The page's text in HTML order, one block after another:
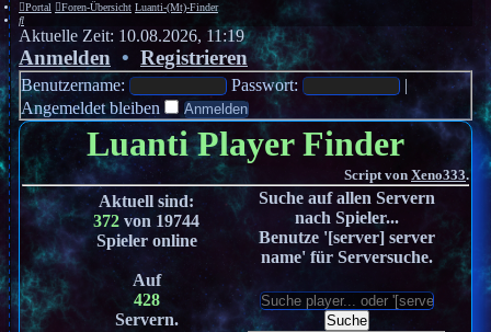
Portal Foren-Übersicht Luanti-(Mt)-Finder
Suche
Aktuelle Zeit: 10.08.2026, 11:19
Anmelden • Registrieren
Benutzername: Passwort:
|
Angemeldet bleiben
Luanti Player Finder
Script von Xeno333.
Aktuell sind:
372 von 19744
Spieler online
Auf
428
Servern.
Suche auf allen Servern
nach Spieler...
Benutze '[server] server
name' für Serversuche.
Suche